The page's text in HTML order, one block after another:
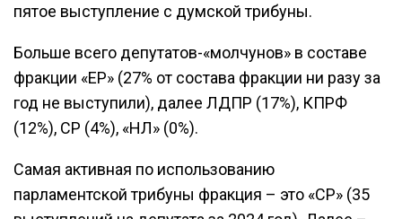
пятое выступление с думской трибуны.
Больше всего депутатов-«молчунов» в составе
фракции «ЕР» (27% от состава фракции ни разу за
год не выступили), далее ЛДПР (17%), КПРФ
(12%), СР (4%), «НЛ» (0%).
Самая активная по использованию
парламентской трибуны фракция – это «СР» (35